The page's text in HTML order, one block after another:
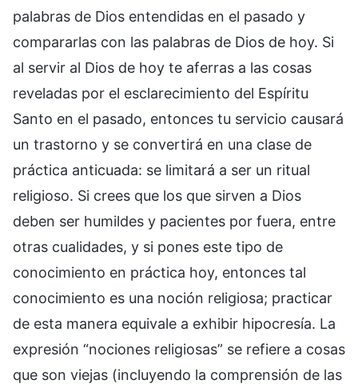
palabras de Dios entendidas en el pasado y
compararlas con las palabras de Dios de hoy. Si
al servir al Dios de hoy te aferras a las cosas
reveladas por el esclarecimiento del Espíritu
Santo en el pasado, entonces tu servicio causará
un trastorno y se convertirá en una clase de
práctica anticuada: se limitará a ser un ritual
religioso. Si crees que los que sirven a Dios
deben ser humildes y pacientes por fuera, entre
otras cualidades, y si pones este tipo de
conocimiento en práctica hoy, entonces tal
conocimiento es una noción religiosa; practicar
de esta manera equivale a exhibir hipocresía. La
expresión “nociones religiosas” se refiere a cosas
que son viejas (incluyendo la comprensión de las